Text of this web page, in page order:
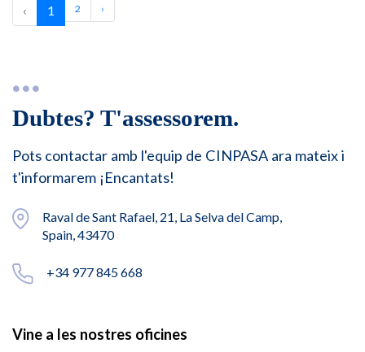
‹ 1 2 ›
Dubtes? T'assessorem.
Pots contactar amb l'equip de CINPASA ara mateix i
t'informarem ¡Encantats!
Raval de Sant Rafael, 21, La Selva del Camp,
Spain, 43470
+34 977 845 668
Vine a les nostres oficines